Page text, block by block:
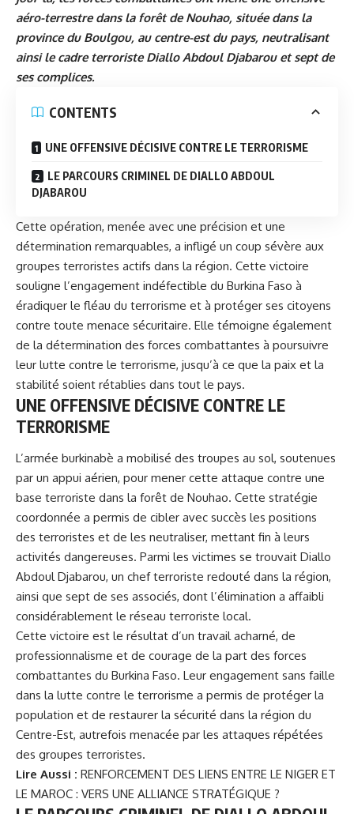
aéro-terrestre dans la forêt de Nouhao, située dans la
province du Boulgou, au centre-est du pays, neutralisant
ainsi le cadre terroriste Diallo Abdoul Djabarou et sept de
ses complices.
CONTENTS
UNE OFFENSIVE DÉCISIVE CONTRE LE TERRORISME
LE PARCOURS CRIMINEL DE DIALLO ABDOUL
DJABAROU
Cette opération, menée avec une précision et une
détermination remarquables, a infligé un coup sévère aux
groupes terroristes actifs dans la région. Cette victoire
souligne l’engagement indéfectible du Burkina Faso à
éradiquer le fléau du terrorisme et à protéger ses citoyens
contre toute menace sécuritaire. Elle témoigne également
de la détermination des forces combattantes à poursuivre
leur lutte contre le terrorisme, jusqu’à ce que la paix et la
stabilité soient rétablies dans tout le pays.
UNE OFFENSIVE DÉCISIVE CONTRE LE
TERRORISME
L’armée burkinabè a mobilisé des troupes au sol, soutenues
par un appui aérien, pour mener cette attaque contre une
base terroriste dans la forêt de Nouhao. Cette stratégie
coordonnée a permis de cibler avec succès les positions
des terroristes et de les neutraliser, mettant fin à leurs
activités dangereuses. Parmi les victimes se trouvait Diallo
Abdoul Djabarou, un chef terroriste redouté dans la région,
ainsi que sept de ses associés, dont l’élimination a affaibli
considérablement le réseau terroriste local.
Cette victoire est le résultat d’un travail acharné, de
professionnalisme et de courage de la part des forces
combattantes du Burkina Faso. Leur engagement sans faille
dans la lutte contre le terrorisme a permis de protéger la
population et de restaurer la sécurité dans la région du
Centre-Est, autrefois menacée par les attaques répétées
des groupes terroristes.
Lire Aussi : RENFORCEMENT DES LIENS ENTRE LE NIGER ET
LE MAROC : VERS UNE ALLIANCE STRATÉGIQUE ?